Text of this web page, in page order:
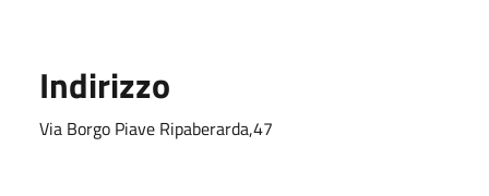
Indirizzo
Via Borgo Piave Ripaberarda,47